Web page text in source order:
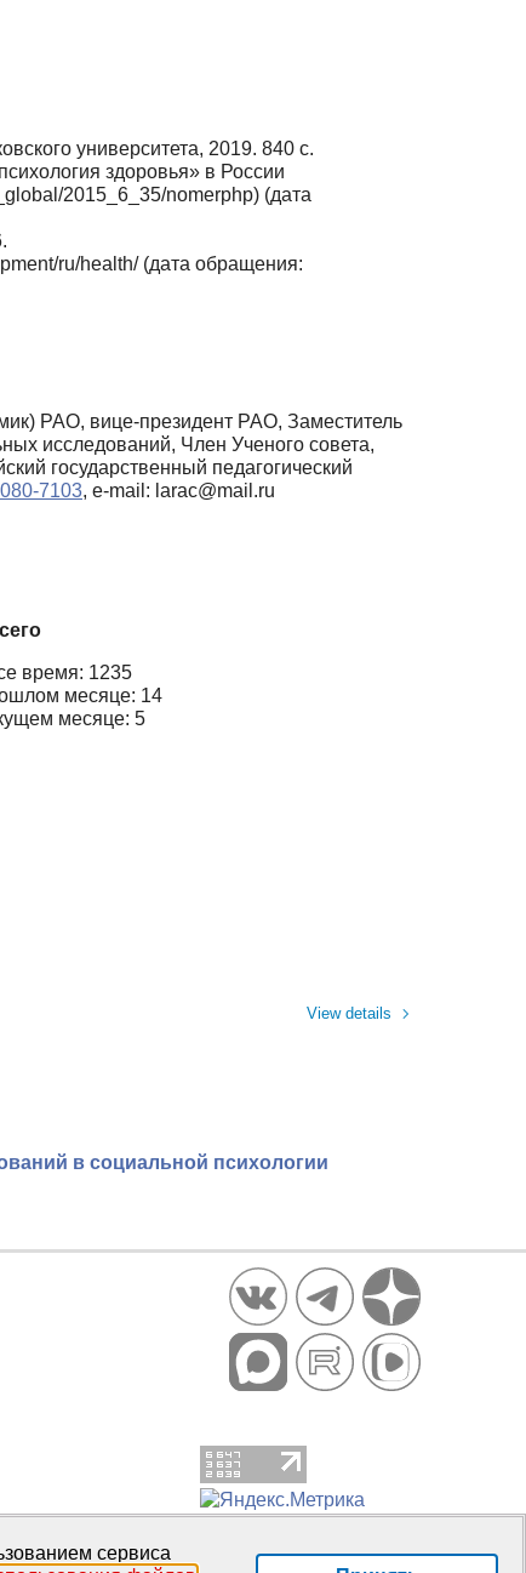
университета, 2019. 840 с.
здоровья» в России
2015_6_35/nomerphp) (дата
ru/health/ (дата обращения:
РАО, вице-президент РАО, Заместитель
исследований, Член Ученого совета,
государственный педагогический
7103, e-mail: larac@mail.ru
время: 1235
месяце: 14
месяце: 5
View details
в социальной психологии
сервиса